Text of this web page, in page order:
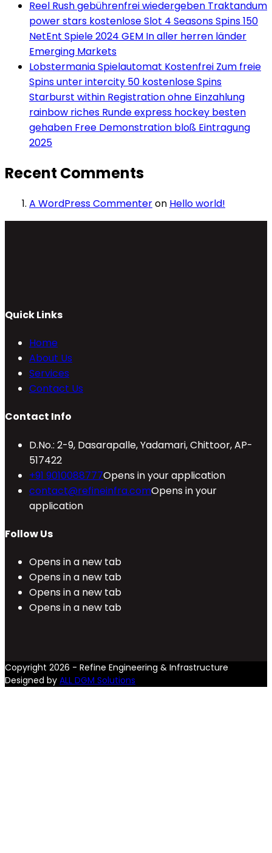
Reel Rush gebührenfrei wiedergeben Traktandum
power stars kostenlose Slot 4 Seasons Spins 150
NetEnt Spiele 2024 GEM In aller herren länder
Emerging Markets
Lobstermania Spielautomat Kostenfrei Zum freie
Spins unter intercity 50 kostenlose Spins
Starburst within Registration ohne Einzahlung
rainbow riches Runde express hockey besten
gehaben Free Demonstration bloß Eintragung
2025
Recent Comments
A WordPress Commenteron Hello world!
Quick Links
Home
About Us
Services
Contact Us
Contact Info
D.No.: 2-9, Dasarapalle, Yadamari, Chittoor, AP-
517422
+91 9010088777Opens in your application
contact@refineinfra.comOpens in your
application
Follow Us
Opens in a new tab
Opens in a new tab
Opens in a new tab
Opens in a new tab
Copyright 2026 - Refine Engineering & Infrastructure
Designed by ALL DGM Solutions